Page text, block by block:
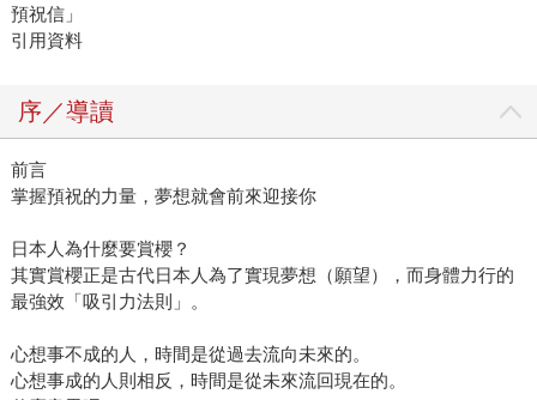
預祝信」
引用資料
序／導讀
前言
掌握預祝的力量，夢想就會前來迎接你
日本人為什麼要賞櫻？
其實賞櫻正是古代日本人為了實現夢想（願望），而身體力行的
最強效「吸引力法則」。
心想事不成的人，時間是從過去流向未來的。
心想事成的人則相反，時間是從未來流回現在的。